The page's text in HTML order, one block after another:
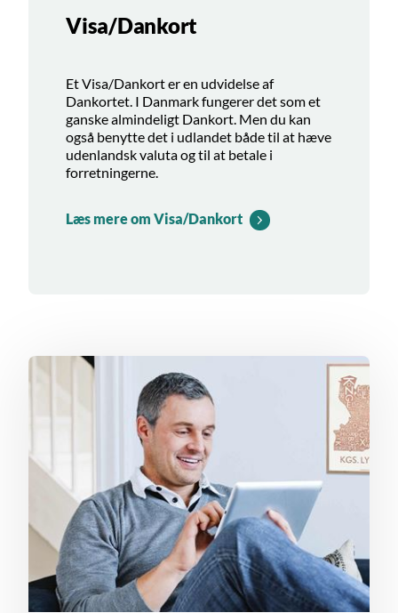
Visa/Dankort
Et Visa/Dankort er en udvidelse af
Dankortet. I Danmark fungerer det som et
ganske almindeligt Dankort. Men du kan
også benytte det i udlandet både til at hæve
udenlandsk valuta og til at betale i
forretningerne.
Læs mere om Visa/Dankort